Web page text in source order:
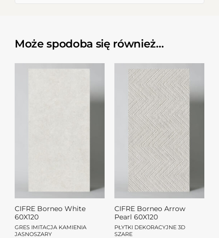
Może spodoba się również…
CIFRE Borneo White
60X120
GRES IMITACJA KAMIENIA
JASNOSZARY
CIFRE Borneo Arrow
Pearl 60X120
PŁYTKI DEKORACYJNE 3D
SZARE